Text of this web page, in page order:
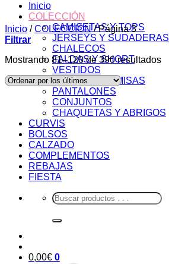
Inicio
COLECCIÓN
CAMISETAS Y TOPS
JERSEYS Y SUDADERAS
CHALECOS
FALDAS Y SHORT
VESTIDOS
BLUSAS Y CAMISAS
PANTALONES
CONJUNTOS
CHAQUETAS Y ABRIGOS
CURVIS
BOLSOS
CALZADO
COMPLEMENTOS
REBAJAS
FIESTA
Buscar
por:
0,00€ 0
Inicio / COLECCIÓN /Página 3
Filtrar
Mostrando 81–120 de 390 resultados